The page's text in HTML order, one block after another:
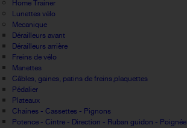
Home Trainer
Lunettes vélo
Mecanique
Dérailleurs avant
Dérailleurs arrière
Freins de vélo
Manettes
Câbles, gaines, patins de freins,plaquettes
Pédalier
Plateaux
Chaines - Cassettes - Pignons
Potence - Cintre - Direction - Ruban guidon - Poignée